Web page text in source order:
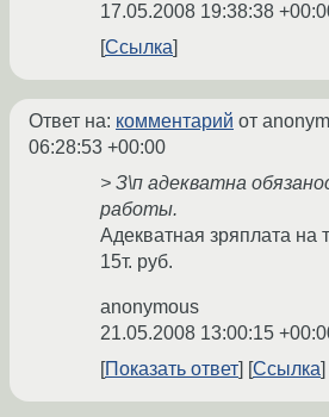
17.05.2008 19:38:38
Ссылка
Ответ на: комментарий от
06:28:53 +00:00
> З\п адекватна
работы.
Адекватная зряплата на
15т. руб.
anonymous
21.05.2008 13:00:15
Показать ответ
Ссылка